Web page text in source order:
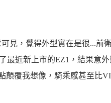
見，覺得外型實在是很...前
最近新上市的EZ1，結果意
顛覆我想像，騎乘感甚至比